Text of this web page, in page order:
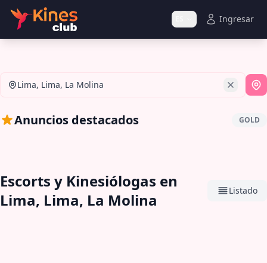
Ingresar
Lima, Lima, La Molina
Anuncios destacados GOLD
Escorts y Kinesiólogas en
Lima, Lima, La Molina
Listado